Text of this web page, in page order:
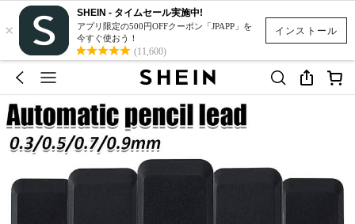
インストール
×
SHEIN - タイムセール実施中!
アプリ限定の500円OFFクーポン「JPAPP」を
今すぐ使おう！
(11,600)